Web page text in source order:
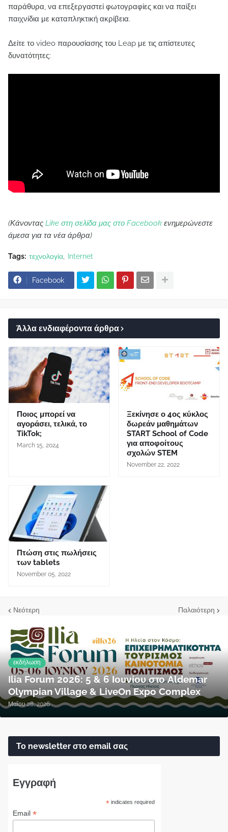
παράθυρα, να επεξεργαστεί φωτογραφίες και να παίξει
παιχνίδια με καταπληκτική ακρίβεια.
Δείτε το video παρουσίασης του Leap με τις απίστευτες
δυνατότητες:
(Κάνοντας Like στη σελίδα μας στο Facebook ενημερώνεστε
άμεσα για τα νέα άρθρα)
Tags: τεχνολογία Internet
Facebook
Άλλα ενδιαφέροντα άρθρα
Ποιος μπορεί να
αγοράσει, τελικά, το
TikTok;
March 15, 2024
Ξεκίνησε ο 4ος κύκλος
δωρεάν μαθημάτων
START School of Code
για αποφοίτους
σχολών STEM
November 22, 2022
Πτώση στις πωλήσεις
των tablets
November 05, 2022
Νεότερη Παλαιότερη
εκδήλωση
Ilia Forum 2026: 5 & 6 Ιουνίου στο Aldemar
Olympian Village & LiveOn Expo Complex
Μαΐου 28, 2026
Το newsletter στο email σας
Εγγραφή
* indicates required
Email *